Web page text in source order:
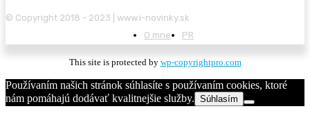
© Copyright 2018 - 2023 | www.i-novinky.sk
O mne
PR
This site is protected by wp-copyrightpro.com
Používaním našich stránok súhlasíte s používaním cookies, ktoré
nám pomáhajú dodávať kvalitnejšie služby. Súhlasím